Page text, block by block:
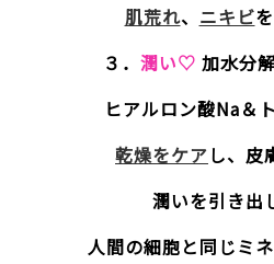
肌荒れ、 ニキビ
３． 潤い♡ 加水分
ヒアルロン酸Na＆
乾燥をケアし、皮
潤いを引き出
人間の細胞と同じミ